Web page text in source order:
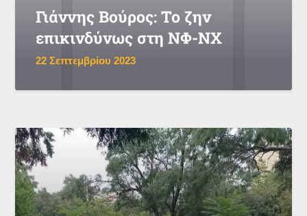
Γιάννης Βούρος: Το ζην
επικινδύνως στη ΝΦ-ΝΧ
22 Σεπτεμβρίου 2023